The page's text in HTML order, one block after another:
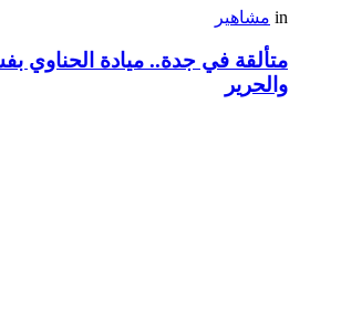
in مشاهير
متألقة في جدة.. ميادة الحناوي
والحرير